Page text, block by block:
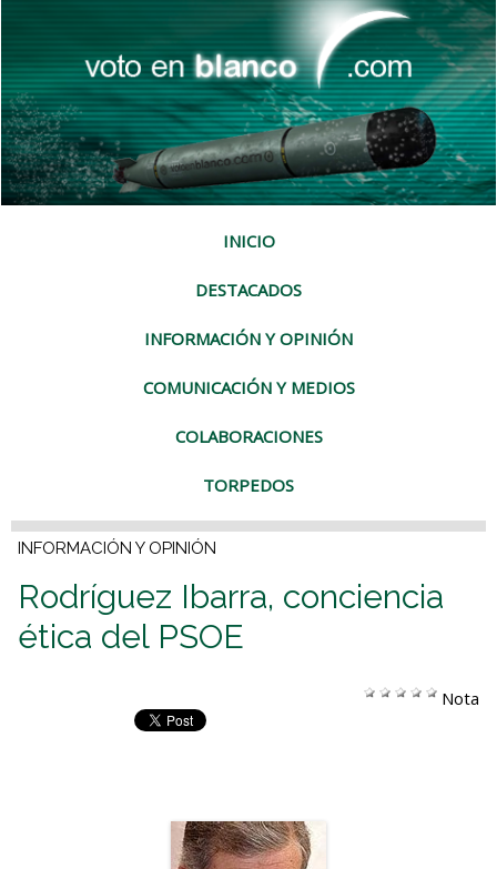
INICIO
DESTACADOS
INFORMACIÓN Y OPINIÓN
COMUNICACIÓN Y MEDIOS
COLABORACIONES
TORPEDOS
INFORMACIÓN Y OPINIÓN
Rodríguez Ibarra, conciencia
ética del PSOE
Nota